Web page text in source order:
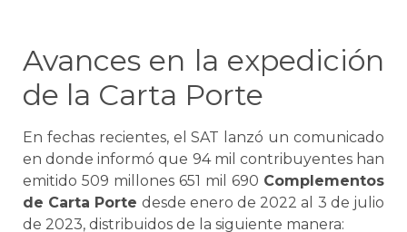
Avances en la expedición
de la Carta Porte
En fechas recientes, el SAT lanzó un comunicado
en donde informó que 94 mil contribuyentes han
emitido 509 millones 651 mil 690 Complementos
de Carta Porte desde enero de 2022 al 3 de julio
de 2023, distribuidos de la siguiente manera: